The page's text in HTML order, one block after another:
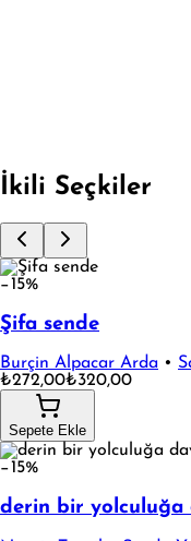
Fırsata Git
İkili Seçkiler
−15%
Şifa sende
Burçin Alpacar Arda •
₺272,00₺320,00
Sepete Ekle
−15%
derin bir yolculuğa